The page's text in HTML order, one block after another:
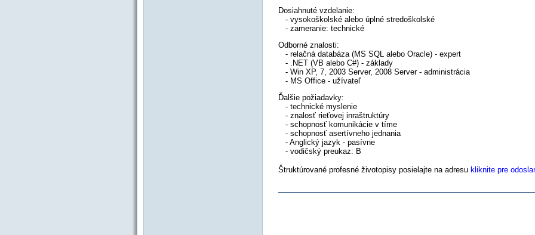
Dosiahnuté vzdelanie:
- vysokoškolské alebo úplné stredoškolské
- zameranie: technické
Odborné znalosti:
- relačná databáza (MS SQL alebo Oracle) - expert
- .NET (VB alebo C#) - základy
- Win XP, 7, 2003 Server, 2008 Server - administrácia
- MS Office - užívateľ
Ďalšie požiadavky:
- technické myslenie
- znalosť rieťovej inraštruktúry
- schopnosť komunikácie v tíme
- schopnosť asertívneho jednania
- Anglický jazyk - pasívne
- vodičský preukaz: B
Štruktúrované profesné životopisy posielajte na adresu kliknite pre